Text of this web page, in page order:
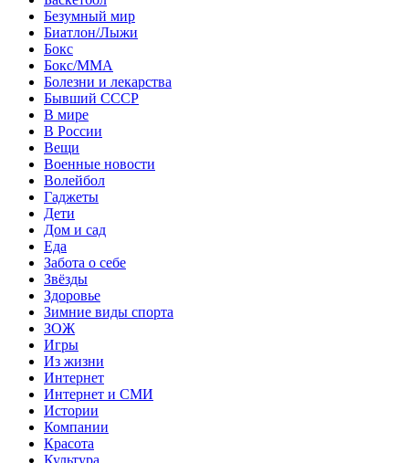
Безумный мир
Биатлон/Лыжи
Бокс
Бокс/MMA
Болезни и лекарства
Бывший СССР
В мире
В России
Вещи
Военные новости
Волейбол
Гаджеты
Дети
Дом и сад
Еда
Забота о себе
Звёзды
Здоровье
Зимние виды спорта
ЗОЖ
Игры
Из жизни
Интернет
Интернет и СМИ
Истории
Компании
Красота
Культура